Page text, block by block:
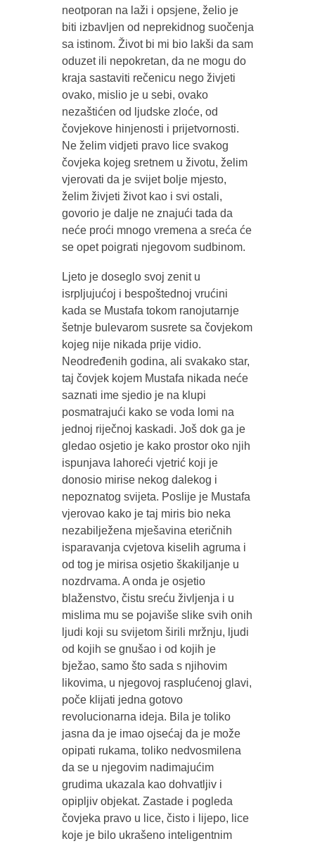
neotporan na laži i opsjene, želio je
biti izbavljen od neprekidnog suočenja
sa istinom. Život bi mi bio lakši da sam
oduzet ili nepokretan, da ne mogu do
kraja sastaviti rečenicu nego živjeti
ovako, mislio je u sebi, ovako
nezaštićen od ljudske zloće, od
čovjekove hinjenosti i prijetvornosti.
Ne želim vidjeti pravo lice svakog
čovjeka kojeg sretnem u životu, želim
vjerovati da je svijet bolje mjesto,
želim živjeti život kao i svi ostali,
govorio je dalje ne znajući tada da
neće proći mnogo vremena a sreća će
se opet poigrati njegovom sudbinom.
Ljeto je doseglo svoj zenit u
isrpljujućoj i bespoštednoj vrućini
kada se Mustafa tokom ranojutarnje
šetnje bulevarom susrete sa čovjekom
kojeg nije nikada prije vidio.
Neodređenih godina, ali svakako star,
taj čovjek kojem Mustafa nikada neće
saznati ime sjedio je na klupi
posmatrajući kako se voda lomi na
jednoj riječnoj kaskadi. Još dok ga je
gledao osjetio je kako prostor oko njih
ispunjava lahoreći vjetrić koji je
donosio mirise nekog dalekog i
nepoznatog svijeta. Poslije je Mustafa
vjerovao kako je taj miris bio neka
nezabilježena mješavina eteričnih
isparavanja cvjetova kiselih agruma i
od tog je mirisa osjetio škakiljanje u
nozdrvama. A onda je osjetio
blaženstvo, čistu sreću življenja i u
mislima mu se pojaviše slike svih onih
ljudi koji su svijetom širili mržnju, ljudi
od kojih se gnušao i od kojih je
bježao, samo što sada s njihovim
likovima, u njegovoj rasplućenoj glavi,
poče klijati jedna gotovo
revolucionarna ideja. Bila je toliko
jasna da je imao ojsećaj da je može
opipati rukama, toliko nedvosmilena
da se u njegovim nadimajućim
grudima ukazala kao dohvatljiv i
opipljiv objekat. Zastade i pogleda
čovjeka pravo u lice, čisto i lijepo, lice
koje je bilo ukrašeno inteligentnim